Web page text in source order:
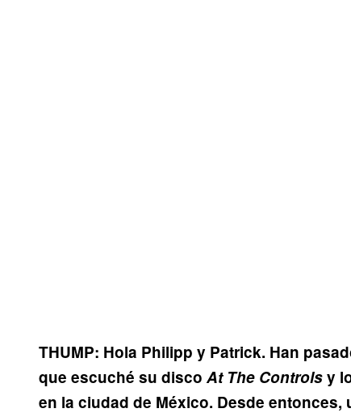
THUMP: Hola Philipp y Patrick. Han
que escuché su disco At The Controlsy
en la ciudad de México. Desde